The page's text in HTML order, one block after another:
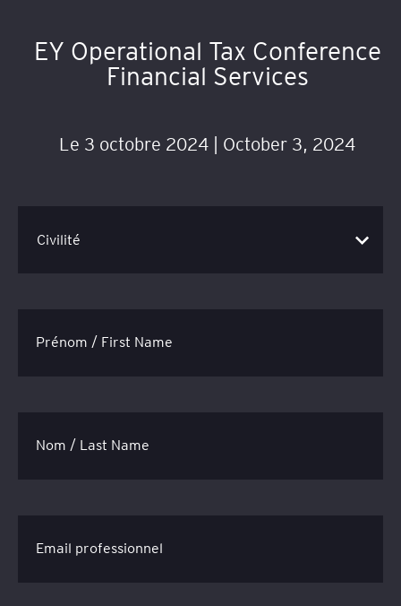
EY Operational Tax Conference
Financial Services
Le 3 octobre 2024 | October 3, 2024
Prénom / First Name
Nom / Last Name
Email professionnel